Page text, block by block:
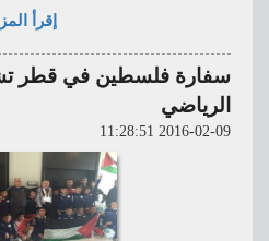
إقرأ
سفارة فلسطين في قطر
الرياضي
2016-02-09 11:28:51